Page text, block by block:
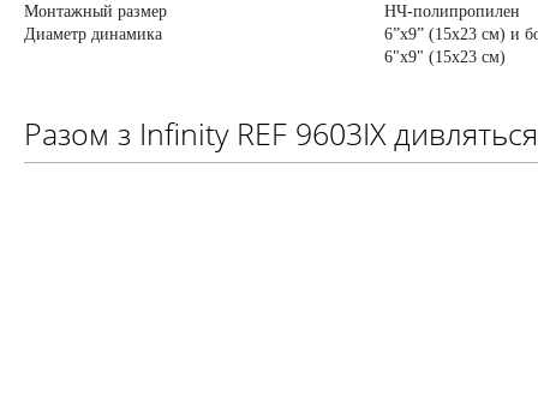
НЧ-полипропилен
Монтажный размер
6”х9” (15х23 см) и
Диаметр динамика
6"x9" (15х23 см)
Разом з Infinity REF 9603IX дивляться